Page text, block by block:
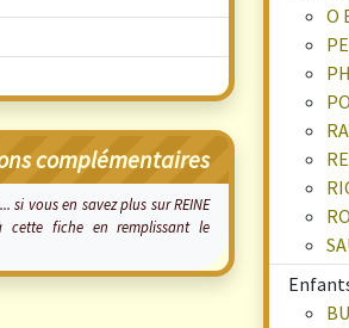
complémentaires
si vous en savez plus sur REINE
à cette fiche en remplissant le
O